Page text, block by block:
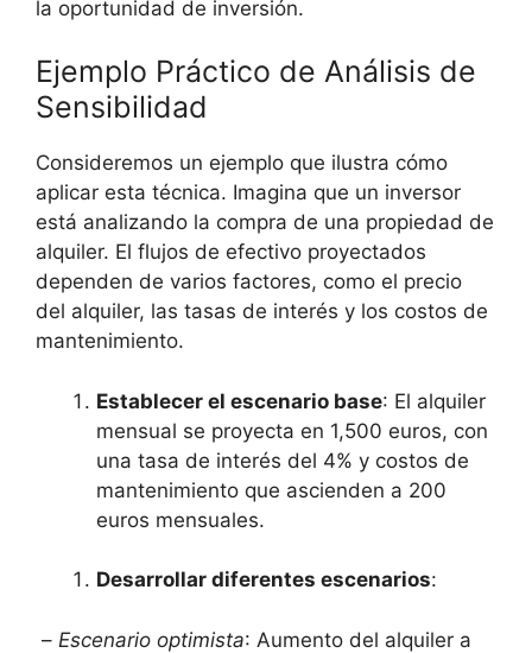
la oportunidad ⁤de inversión.
Ejemplo Práctico de Análisis de
Sensibilidad
Consideremos un ejemplo que⁣ ilustra cómo
aplicar esta técnica. Imagina que ‌un inversor
está analizando la compra de una propiedad de​
alquiler. El flujos ​de‌ efectivo proyectados
dependen ‍de varios factores, como el precio‍
del alquiler, las tasas ‍de interés y los costos ‌de
mantenimiento.
Establecer⁤ el escenario base: El alquiler
mensual se proyecta en 1,500 euros, con
una tasa de interés del 4% y costos de
mantenimiento que‌ ascienden a 200‌
euros⁤ mensuales.
Desarrollar diferentes escenarios:
⁢ – Escenario optimista: Aumento del alquiler a